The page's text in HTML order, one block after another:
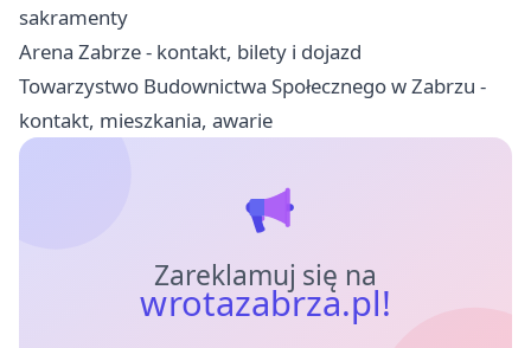
sakramenty
Arena Zabrze - kontakt, bilety i dojazd
Towarzystwo Budownictwa Społecznego w Zabrzu -
kontakt, mieszkania, awarie
Zareklamuj się na
wrotazabrza.pl!